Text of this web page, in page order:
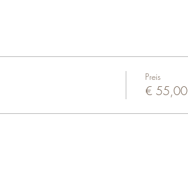
Preis
€ 55,00